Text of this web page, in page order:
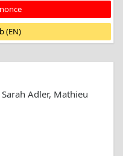
(EN)
Adler, Mathieu